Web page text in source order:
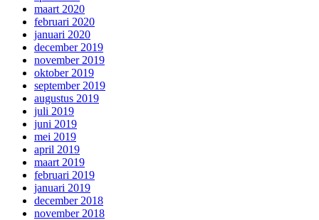
maart 2020
februari 2020
januari 2020
december 2019
november 2019
oktober 2019
september 2019
augustus 2019
juli 2019
juni 2019
mei 2019
april 2019
maart 2019
februari 2019
januari 2019
december 2018
november 2018